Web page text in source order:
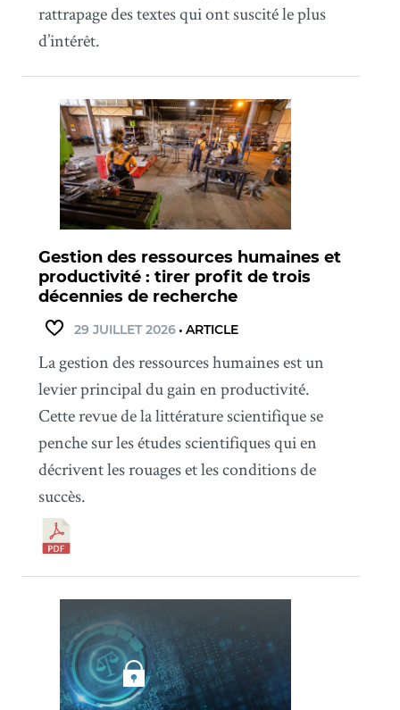
rattrapage des textes qui ont suscité le plus
d’intérêt.
Gestion des ressources humaines et
productivité : tirer profit de trois
décennies de recherche
29 JUILLET 2026• ARTICLE
La gestion des ressources humaines est un
levier principal du gain en productivité.
Cette revue de la littérature scientifique se
penche sur les études scientifiques qui en
décrivent les rouages et les conditions de
succès.